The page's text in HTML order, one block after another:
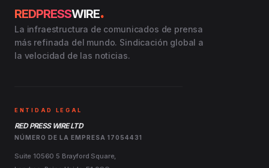
REDPRESSWIRE.
La infraestructura de comunicados de prensa
más refinada del mundo. Sindicación global a
la velocidad de las noticias.
ENTIDAD LEGAL
RED PRESS WIRE LTD
NÚMERO DE LA EMPRESA 17054431
Suite 10560 5 Brayford Square,